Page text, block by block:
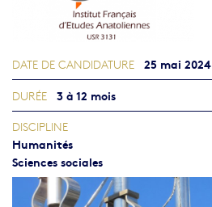
DATE DE CANDIDATURE 25 mai 2024
DURÉE 3 à 12 mois
DISCIPLINE
Humanités
Sciences sociales